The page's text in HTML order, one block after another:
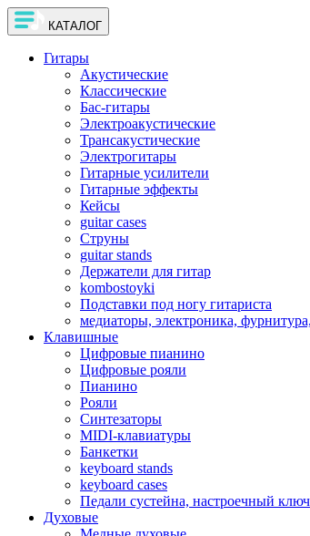
КАТАЛОГ
Гитары
Акустические
Классические
Бас-гитары
Электроакустические
Трансакустические
Электрогитары
Гитарные усилители
Гитарные эффекты
Кейсы
guitar cases
Струны
guitar stands
Держатели для гитар
kombostoyki
Подставки под ногу гитариста
медиаторы, электроника,
Клавишные
Цифровые пианино
Цифровые рояли
Пианино
Рояли
Синтезаторы
MIDI-клавиатуры
Банкетки
keyboard stands
keyboard cases
Педали сустейна, настроечный ключ
Духовые